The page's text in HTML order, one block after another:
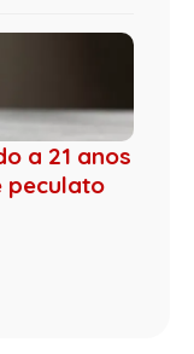
a 21 anos
peculato